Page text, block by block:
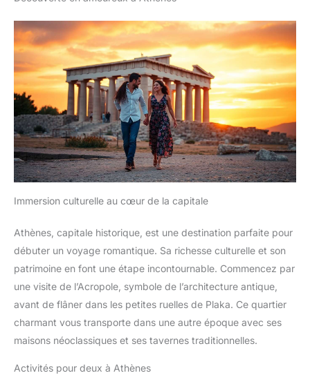
Immersion culturelle au cœur de la capitale
Athènes, capitale historique, est une destination parfaite pour
débuter un voyage romantique. Sa richesse culturelle et son
patrimoine en font une étape incontournable. Commencez par
une visite de l’Acropole, symbole de l’architecture antique,
avant de flâner dans les petites ruelles de Plaka. Ce quartier
charmant vous transporte dans une autre époque avec ses
maisons néoclassiques et ses tavernes traditionnelles.
Activités pour deux à Athènes